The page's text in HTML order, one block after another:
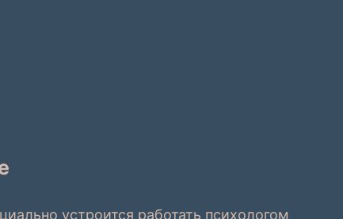
устроится работать психологом